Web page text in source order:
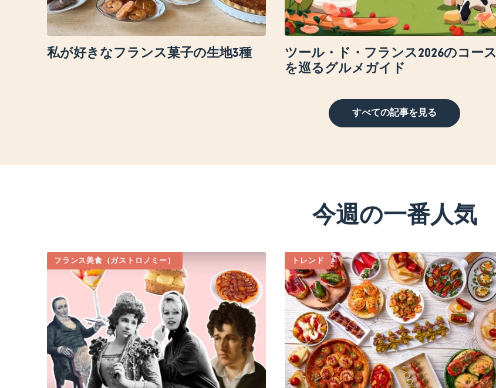
私が好きなフランス菓子の生地3種
ツール・ド・フランス2026のコース
を巡るグルメガイド
すべての記事を見る
今週の一番人気
フランス美食（ガストロノミー） トレンド